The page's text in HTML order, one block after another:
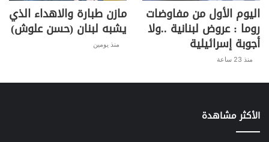
k
اليوم الأول من مفاوضات
روما : عروض لبنانية ..ولا
أجوبة إسرائيلية
منذ 23 ساعة
مازن طبارة والاهداء الذي
يشبه لبنان (حسن علوش)
منذ يومين
الأكثر مشاهدة